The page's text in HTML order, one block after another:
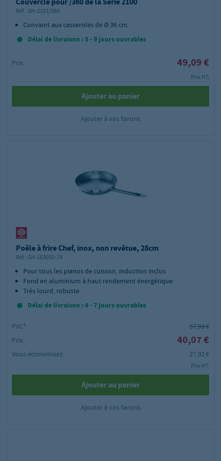
Réf.: GH-2161/360
Convient aux casseroles de Ø 36 cm
Délai de livraison : 5 - 9 jours ouvrables
Prix: 49,09 €
Prix HT,
Ajouter au panier
Ajouter à vos favoris
Poêle à frire Chef, inox, non revêtue, 28cm
Réf.: GH-163050-28
Pour tous les pianos de cuisson, induction inclus
Fond en aluminium à haut rendement énergétique
Très lourd, robuste
Délai de livraison : 4 - 7 jours ouvrables
PVC²:
67,99 €
Prix:
40,07 €
Vous économisez: 27,92 €
Prix HT,
Ajouter au panier
Ajouter à vos favoris